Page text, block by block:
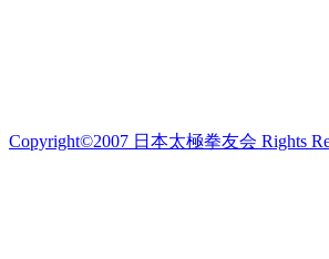
Copyright©2007 日本太極拳友会 Rights